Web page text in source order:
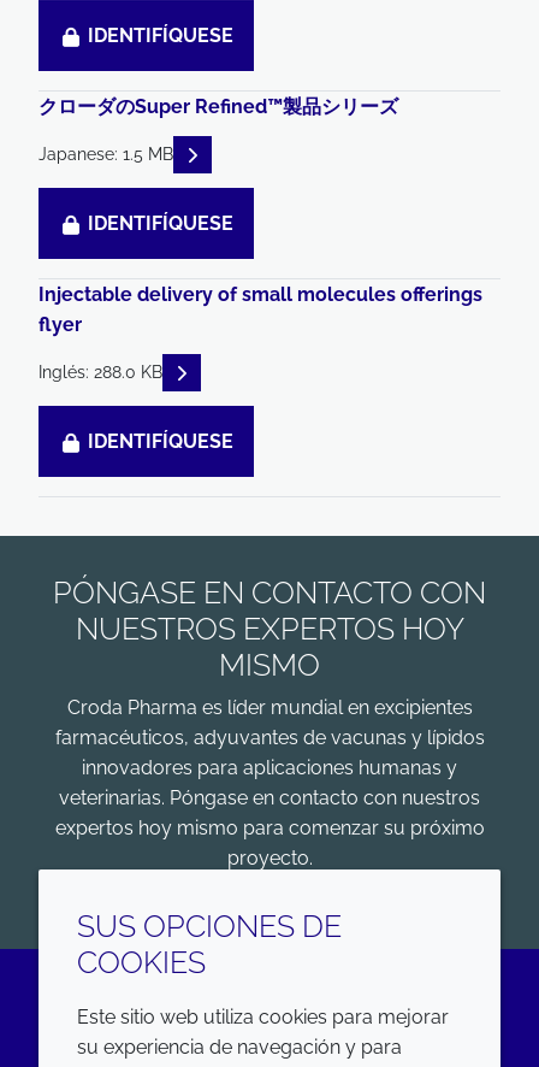
IDENTIFÍQUESE
クローダのSuper Refined™製品シリーズ
Japanese: 1.5 MB READ DESCRIPTIONS
IDENTIFÍQUESE
Injectable delivery of small molecules offerings
flyer
Inglés: 288.0 KB READ DESCRIPTIONS
IDENTIFÍQUESE
PÓNGASE EN CONTACTO CON
NUESTROS EXPERTOS HOY
MISMO
Croda Pharma es líder mundial en excipientes
farmacéuticos, adyuvantes de vacunas y lípidos
innovadores para aplicaciones humanas y
veterinarias. Póngase en contacto con nuestros
expertos hoy mismo para comenzar su próximo
proyecto.
LinkedIn
SUS OPCIONES DE
COOKIES
Este sitio web utiliza cookies para mejorar
su experiencia de navegación y para